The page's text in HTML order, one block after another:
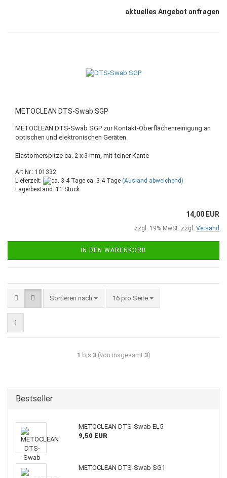
aktuelles Angebot anfragen
METOCLEAN DTS-Swab SGP
METOCLEAN DTS-Swab SGP zur Kontakt-Oberflächenreinigung an
optischen und elektronischen Geräten.
Elastomerspitze ca. 2 x 3 mm, mit feiner Kante
Art.Nr.: 101332
Lieferzeit:
ca. 3-4 Tage (Ausland abweichend)
Lagerbestand: 11 Stück
14,00 EUR
zzgl. 19% MwSt. zzgl. Versand
IN DEN WARENKORB
Sortieren nach 16 pro Seite
1
1 bis 3(von insgesamt 3)
Bestseller
METOCLEAN DTS-Swab EL5
9,50 EUR
METOCLEAN DTS-Swab SG1